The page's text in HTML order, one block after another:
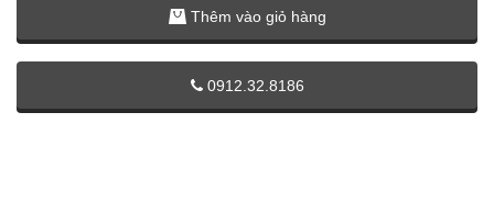
Thêm vào giỏ hàng
0912.32.8186